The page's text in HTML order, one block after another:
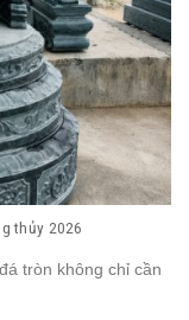
thủy 2026
tròn không chỉ cần